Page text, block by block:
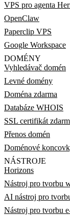
VPS pro agenta
OpenClaw
Paperclip VPS
Google Workspace
DOMÉNY
Vyhledávač domén
Levné domény
Doména zdarma
Databáze WHOIS
SSL certifikát
Přenos domén
Doménové
NÁSTROJE
Horizons
Nástroj pro tvorbu
AI nástroj pro
Nástroj pro tvorbu